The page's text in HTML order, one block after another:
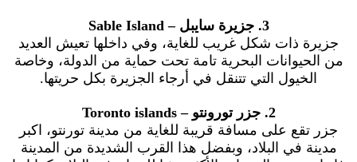
3. جزيرة سايبل – Sable Island
جزيرة ذات شكل غريب للغاية، وفي داخلها تعيش العديد
من الحيوانات البحرية تامة تحت حماية من الدولة، وخاصة
الخيول التي تتنقل في أرجاء الجزيرة بكل حريتها.
2. جزر تورونتو – Toronto islands
جزر تقع على مسافة قريبة للغاية من مدينة تورنتو، اكبر
مدينة في البلاد، وبفضل هذا القرب الشديدة من المدينة